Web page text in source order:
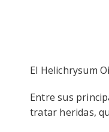
El Helichrysum
Entre sus
tratar heridas,